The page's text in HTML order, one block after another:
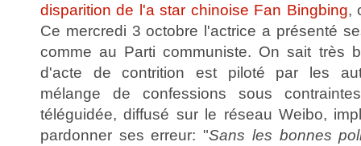
disparition de l'a star chinoise Fan Bingbing,
Ce mercredi 3 octobre l'actrice a présenté
comme au Parti communiste. On sait très
d'acte de contrition est piloté par les
mélange de confessions sous
téléguidée, diffusé sur le réseau Weibo,
pardonner ses erreur: "Sans les bonnes